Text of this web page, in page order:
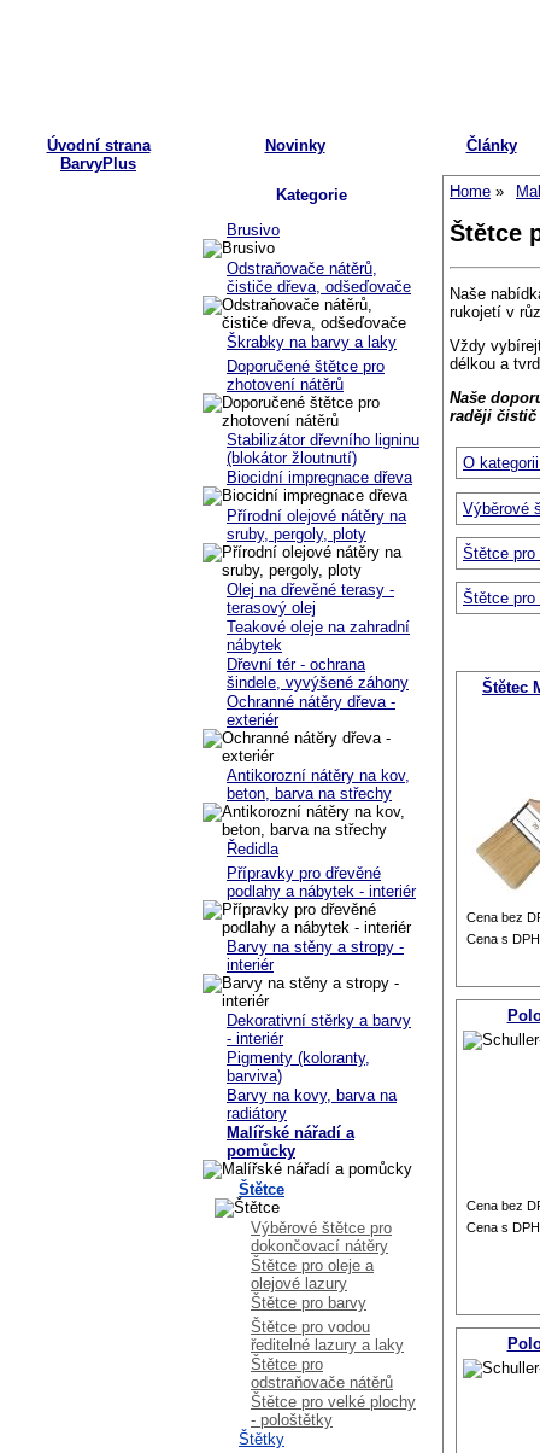
Úvodní strana Novinky
Články
BarvyPlus
Home
Štětce
Naše
rukojetí v
Vždy
délkou a
Naše
raději
O
Výběrové
Štětce pro
Štětce pro
Štětec
Cena bez
Cena s DPH
Cena bez
Cena s DPH
Kategorie
Brusivo
Odstraňovače nátěrů,
čističe dřeva, odšeďovače
Škrabky na barvy a laky
Doporučené štětce pro
zhotovení nátěrů
Stabilizátor dřevního ligninu
(blokátor žloutnutí)
Biocidní impregnace dřeva
Přírodní olejové nátěry na
sruby, pergoly, ploty
Olej na dřevěné terasy -
terasový olej
Teakové oleje na zahradní
nábytek
Dřevní tér - ochrana
šindele, vyvýšené záhony
Ochranné nátěry dřeva -
exteriér
Antikorozní nátěry na kov,
beton, barva na střechy
Ředidla
Přípravky pro dřevěné
podlahy a nábytek - interiér
Barvy na stěny a stropy -
interiér
Dekorativní stěrky a barvy
- interiér
Pigmenty (koloranty,
barviva)
Barvy na kovy, barva na
radiátory
Malířské nářadí a
pomůcky
Štětce
Výběrové štětce pro
dokončovací nátěry
Štětce pro oleje a
olejové lazury
Štětce pro barvy
Štětce pro vodou
ředitelné lazury a laky
Štětce pro
odstraňovače nátěrů
Štětce pro velké plochy
- pološtětky
Štětky